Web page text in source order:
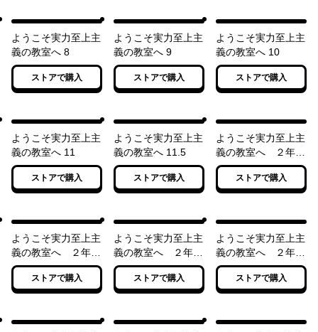
ようこそ実力至上主
義の教室へ 8
ストアで購入
ようこそ実力至上主
義の教室へ 9
ストアで購入
ようこそ実力至上主
義の教室へ 10
ストアで購入
ようこそ実力至上主
義の教室へ 11
ストアで購入
ようこそ実力至上主
義の教室へ 11.5
ストアで購入
ようこそ実力至上主
義の教室へ ２年生
編１
ストアで購入
ようこそ実力至上主
義の教室へ ２年生
編２
ストアで購入
ようこそ実力至上主
義の教室へ ２年生
編３
ストアで購入
ようこそ実力至上主
義の教室へ ２年生
編４
ストアで購入